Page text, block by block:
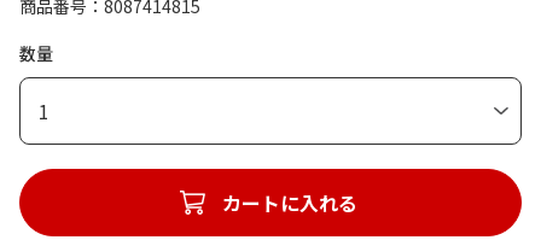
商品番号
8087414815
数量
1
カートに入れる